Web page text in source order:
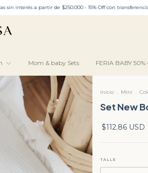
de $250.000 • 15% Off con transferencia bancaria •
Mom & baby Sets FERIA BABY 50%
Inicio . Mini .
Set New
$112.86 USD
TALLE